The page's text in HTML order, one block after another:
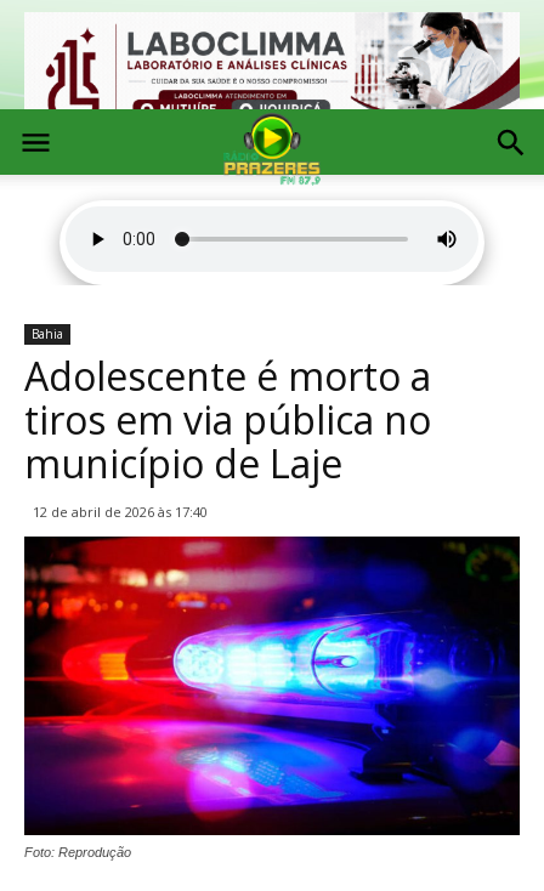
Bahia
Adolescente é morto a
tiros em via pública no
município de Laje
12 de abril de 2026 às 17:40
Foto: Reprodução